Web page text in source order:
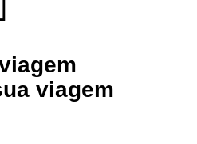
viagem